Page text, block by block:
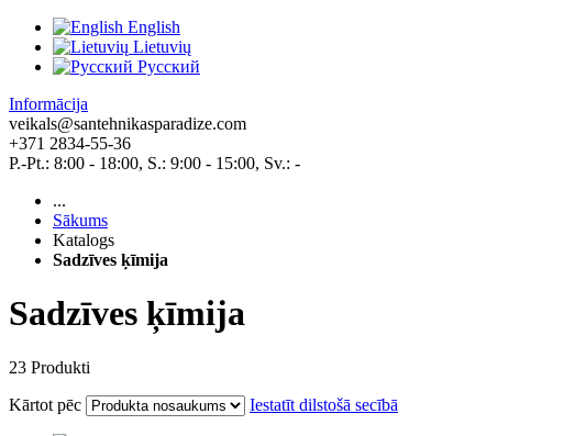
English
Lietuvių
Pусский
Informācija
veikals@santehnikasparadize.com
+371 2834-55-36
P.-Pt.: 8:00 - 18:00, S.: 9:00 - 15:00, Sv.: -
...
Sākums
Katalogs
Sadzīves ķīmija
Sadzīves ķīmija
23 Produkti
Kārtot pēc
Iestatīt dilstošā secībā